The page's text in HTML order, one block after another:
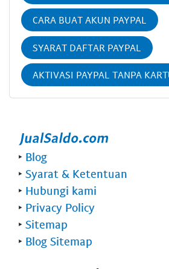
CARA BUAT AKUN PAYPAL
SYARAT DAFTAR PAYPAL
AKTIVASI PAYPAL TANPA
‣ Blog
‣ Syarat & Ketentuan
‣ Hubungi kami
‣ Privacy Policy
‣ Sitemap
‣ Blog Sitemap